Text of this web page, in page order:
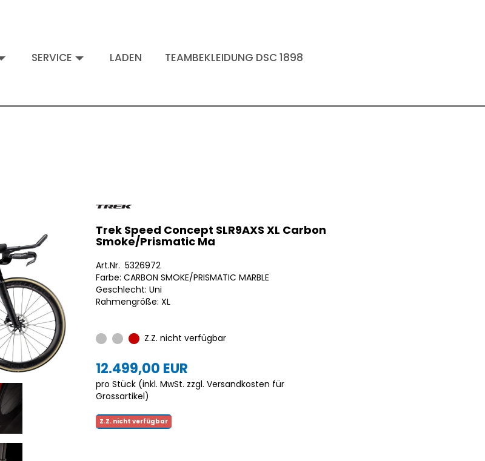
SERVICE LADEN
TEAMBEKLEIDUNG DSC 1898
Trek Speed Concept SLR9AXS XL Carbon
Smoke/Prismatic Ma
Art.Nr. 5326972
Farbe: CARBON SMOKE/PRISMATIC MARBLE
Geschlecht: Uni
Rahmengröße: XL
Z.Z. nicht verfügbar
12.499,00 EUR
pro Stück (inkl. MwSt. zzgl. Versandkosten für
Grossartikel)
Z.Z. nicht verfügbar